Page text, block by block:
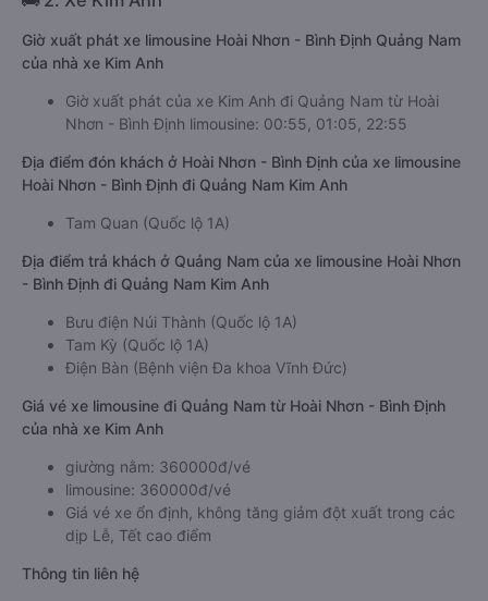
Giờ xuất phát xe limousine Hoài Nhơn - Bình Định Quảng Nam
của nhà xe Kim Anh
Giờ xuất phát của xe Kim Anh đi Quảng Nam từ Hoài
Nhơn - Bình Định limousine: 00:55, 01:05, 22:55
Địa điểm đón khách ở Hoài Nhơn - Bình Định của xe limousine
Hoài Nhơn - Bình Định đi Quảng Nam Kim Anh
Tam Quan (Quốc lộ 1A)
Địa điểm trả khách ở Quảng Nam của xe limousine Hoài Nhơn
- Bình Định đi Quảng Nam Kim Anh
Bưu điện Núi Thành (Quốc lộ 1A)
Tam Kỳ (Quốc lộ 1A)
Điện Bàn (Bệnh viện Đa khoa Vĩnh Đức)
Giá vé xe limousine đi Quảng Nam từ Hoài Nhơn - Bình Định
của nhà xe Kim Anh
giường nằm: 360000đ/vé
limousine: 360000đ/vé
Giá vé xe ổn định, không tăng giảm đột xuất trong các
dịp Lễ, Tết cao điểm
Thông tin liên hệ